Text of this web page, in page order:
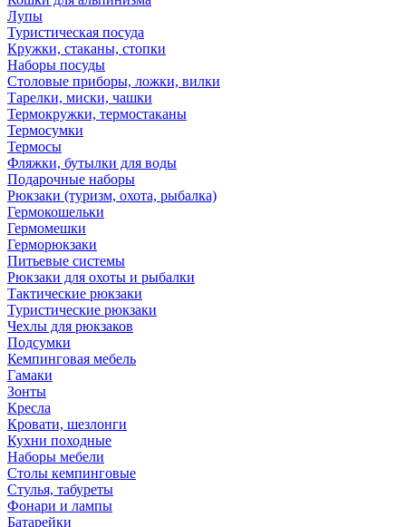
Лупы
Туристическая посуда
Кружки, стаканы, стопки
Наборы посуды
Столовые приборы, ложки, вилки
Тарелки, миски, чашки
Термокружки, термостаканы
Термосумки
Термосы
Фляжки, бутылки для воды
Подарочные наборы
Рюкзаки (туризм, охота, рыбалка)
Гермокошельки
Гермомешки
Герморюкзаки
Питьевые системы
Рюкзаки для охоты и рыбалки
Тактические рюкзаки
Туристические рюкзаки
Чехлы для рюкзаков
Подсумки
Кемпинговая мебель
Гамаки
Зонты
Кресла
Кровати, шезлонги
Кухни походные
Наборы мебели
Столы кемпинговые
Стулья, табуреты
Фонари и лампы
Батарейки